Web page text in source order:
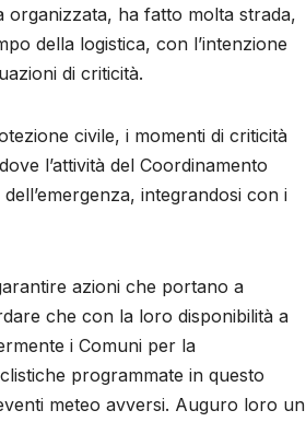
ha fatto molta strada,
della logistica, con l’intenzione
di criticità.
civile, i momenti di criticità
l’attività del Coordinamento
integrandosi con i
azioni che portano a
che con la loro disponibilità a
i Comuni per la
programmate in questo
meteo avversi. Auguro loro un